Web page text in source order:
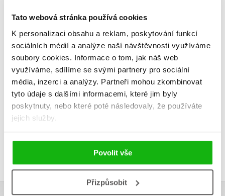
Tato webová stránka používá cookies
K personalizaci obsahu a reklam, poskytování funkcí
sociálních médií a analýze naší návštěvnosti využíváme
soubory cookies. Informace o tom, jak náš web
využíváme, sdílíme se svými partnery pro sociální
média, inzerci a analýzy. Partneři mohou zkombinovat
tyto údaje s dalšími informacemi, které jim byly
poskytnuty, nebo které poté následovaly, že používáte
jejich služby.
Povolit vše
Přizpůsobit
Do košíku
199 Kč
159 Kč